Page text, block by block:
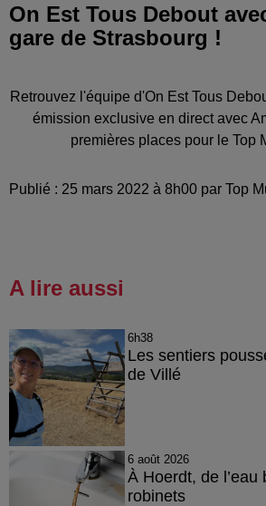
On Est Tous Debout
gare de Strasbourg !
Retrouvez l'équipe d'On Est Tous
émission exclusive en direct avec
premières places pour le Top
Publié : 25 mars 2022 à 8h00 par Top
A lire aussi
6h38
Les sentiers
de Villé
6 août 2026
À Hoerdt, de l’eau
robinets